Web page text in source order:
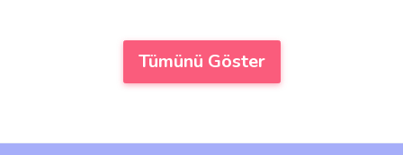
Tümünü Göster